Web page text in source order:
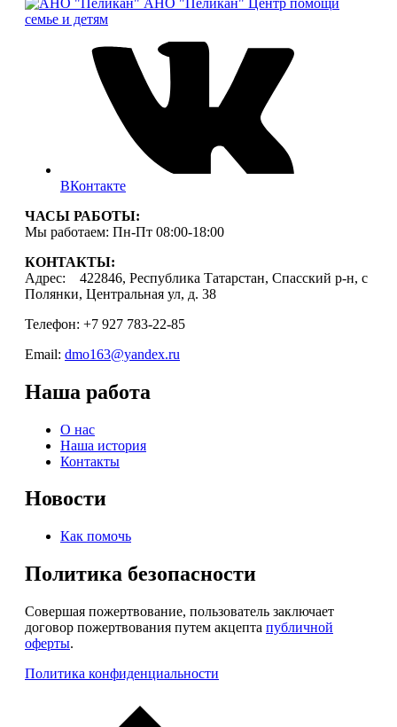
семье и детям
ВКонтакте
ЧАСЫ РАБОТЫ:
Мы работаем: Пн-Пт 08:00-18:00
КОНТАКТЫ:
Адрес: 422846, Республика Татарстан, Спасский р-н, с
Полянки, Центральная ул, д. 38
Телефон: +7 927 783-22-85
Email: dmo163@yandex.ru
Наша работа
О нас
Наша история
Контакты
Новости
Как помочь
Политика безопасности
Совершая пожертвование, пользователь заключает
договор пожертвования путем акцепта публичной
оферты.
Политика конфиденциальности